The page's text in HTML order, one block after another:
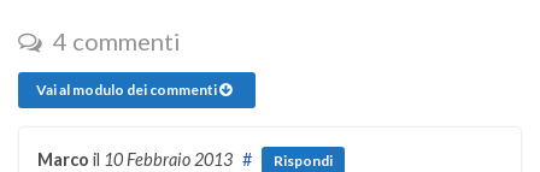
4 commenti
Vai al modulo dei commenti
Marco il 10 Febbraio 2013 # Rispondi